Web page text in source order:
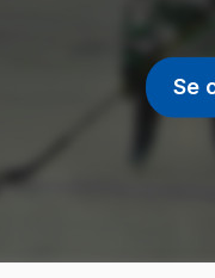
Se